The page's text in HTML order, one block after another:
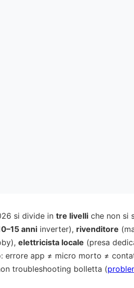
si divide in tre livelli che non si
anni inverter), rivenditore
elettricista locale (presa
errore app ≠ micro morto ≠
troubleshooting bolletta (